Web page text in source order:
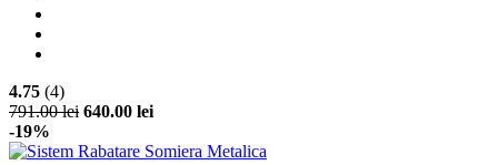
4.75 (4)
791.00 lei 640.00 lei
-19%